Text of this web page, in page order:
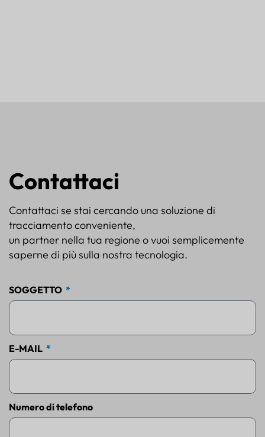
Contattaci
Contattaci se stai cercando una soluzione di
tracciamento conveniente,
un partner nella tua regione o vuoi semplicemente
saperne di più sulla nostra tecnologia.
SOGGETTO
E-MAIL
Numero di telefono